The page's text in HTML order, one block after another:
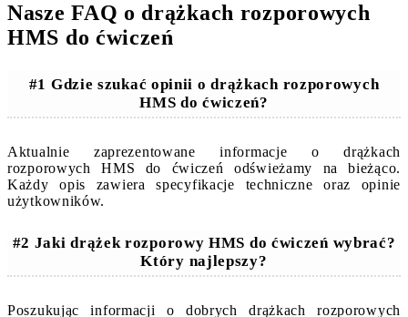
Nasze FAQ o drążkach rozporowych
HMS do ćwiczeń
#1 Gdzie szukać opinii o drążkach rozporowych
HMS do ćwiczeń?
Aktualnie zaprezentowane informacje o drążkach
rozporowych HMS do ćwiczeń odświeżamy na bieżąco.
Każdy opis zawiera specyfikacje techniczne oraz opinie
użytkowników.
#2 Jaki drążek rozporowy HMS do ćwiczeń wybrać?
Który najlepszy?
Poszukując informacji o dobrych drążkach rozporowych